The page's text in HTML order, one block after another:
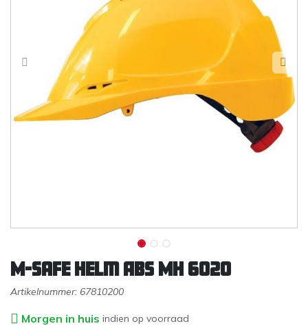
M-safe helm ABS MH 6020
Artikelnummer: 67810200
Morgen in huis indien op voorraad